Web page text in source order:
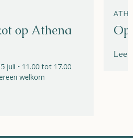
op Athena
juli • 11.00 tot 17.00
welkom